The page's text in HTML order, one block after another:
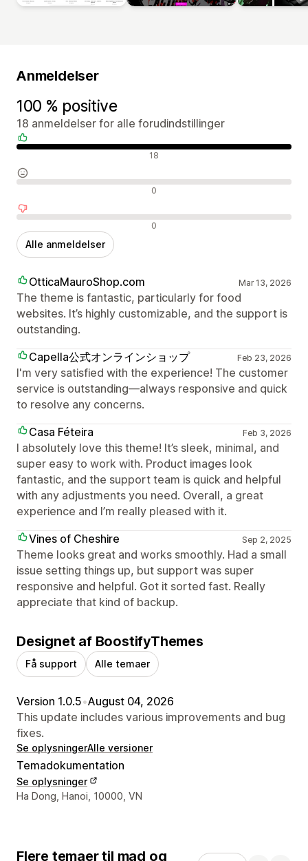
Anmeldelser
100 % positive
18 anmeldelser for alle forudindstillinger
Positive anmeldelser 18
Neutrale anmeldelser 0
Negative anmeldelser 0
Alle anmeldelser
OtticaMauroShop.com Mar 13, 2026
The theme is fantastic, particularly for food
websites. It’s highly customizable, and the support is
outstanding.
Capella公式オンラインショップ
Feb 23, 2026
I'm very satisfied with the experience! The customer
service is outstanding—always responsive and quick
to resolve any concerns.
Casa Féteira
Feb 3, 2026
I absolutely love this theme! It’s sleek, minimal, and
super easy to work with. Product images look
fantastic, and the support team is quick and helpful
with any adjustments you need. Overall, a great
experience and I’m really pleased with it.
Vines of Cheshire
Sep 2, 2025
Theme looks great and works smoothly. Had a small
issue setting things up, but support was super
responsive and helpful. Got it sorted fast. Really
appreciate that kind of backup.
Designet af BoostifyThemes
Få support Alle temaer
Version 1.0.5•August 04, 2026
This update includes various improvements and bug
fixes.
Se oplysningerAlle versioner
Temadokumentation
Se oplysninger
Se kontaktoplysninger
Ha Dong, Hanoi, 10000, VN
Flere temaer til mad og